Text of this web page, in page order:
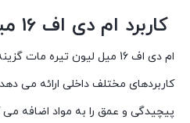
کاربرد ام دی اف 16 میل لیون تیره مات
ام دی اف 16 میل لیون تیره
کاربردهای مختلف داخلی ارائه می
پیچیدگی و عمق را به مواد اضافه می